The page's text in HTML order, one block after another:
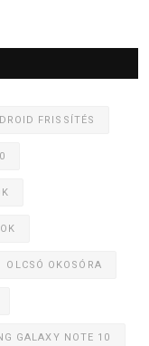
FRISSÍTÉS
OLCSÓ OKOSÓRA
GALAXY NOTE 10